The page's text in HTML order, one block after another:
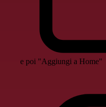
e poi "Aggiungi a Home"